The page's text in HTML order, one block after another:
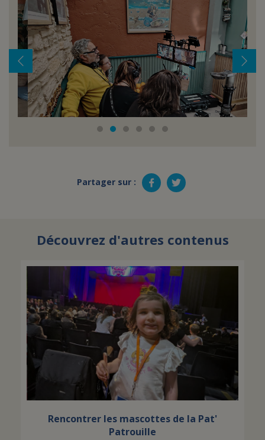
Partager sur :
Découvrez d'autres contenus
Rencontrer les mascottes de la Pat'
Patrouille